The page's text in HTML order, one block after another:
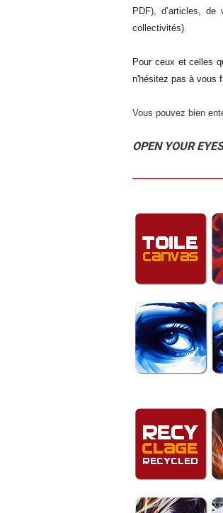
PDF), d’articles,
collectivités).
Pour ceux et celles
n'hésitez pas à vous
Vous pouvez bien
OPEN YOUR